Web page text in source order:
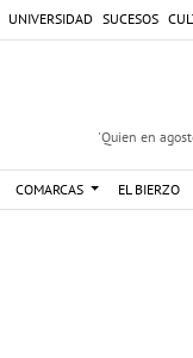
UNIVERSIDAD SUCESOS
'Quien en
COMARCAS EL BIERZO